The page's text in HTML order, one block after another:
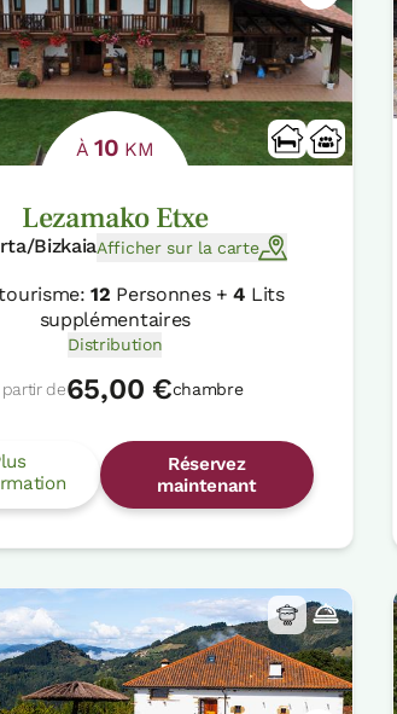
À10 KM
Lezamako Etxe
BizkaiaAfficher sur la carte
12 Personnes +4 Lits
supplémentaires
Distribution
partir de65,00 €chambre
Réservez
maintenant